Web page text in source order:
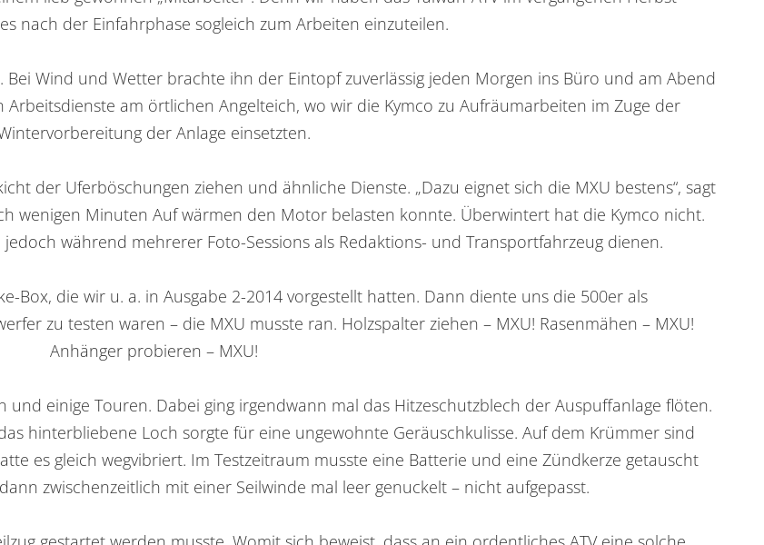
nach der Einfahrphase sogleich zum Arbeiten einzuteilen.
Wind und Wetter brachte ihn der Eintopf zuverlässig jeden Morgen ins Büro und am Abend
am örtlichen Angelteich, wo wir die Kymco zu Aufräumarbeiten im Zuge der
der Anlage einsetzten.
der Uferböschungen ziehen und ähnliche Dienste. „Dazu eignet sich die MXU bestens“, sagt
wenigen Minuten Auf wärmen den Motor belasten konnte. Überwintert hat die Kymco nicht.
während mehrerer Foto-Sessions als Redaktions- und Transportfahrzeug dienen.
Box, die wir u. a. in Ausgabe 2-2014 vorgestellt hatten. Dann diente uns die 500er als
zu testen waren – die MXU musste ran. Holzspalter ziehen – MXU! Rasenmähen – MXU!
Anhänger probieren – MXU!
einige Touren. Dabei ging irgendwann mal das Hitzeschutzblech der Auspuffanlage flöten.
hinterbliebene Loch sorgte für eine ungewohnte Geräuschkulisse. Auf dem Krümmer sind
es gleich wegvibriert. Im Testzeitraum musste eine Batterie und eine Zündkerze getauscht
zwischenzeitlich mit einer Seilwinde mal leer genuckelt – nicht aufgepasst.